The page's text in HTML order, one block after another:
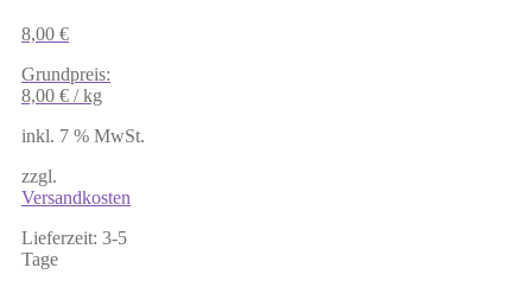
8,00 €
Grundpreis:
8,00 € /kg
inkl. 7 % MwSt.
zzgl.
Versandkosten
Lieferzeit: 3-5
Tage